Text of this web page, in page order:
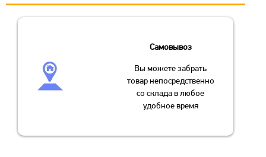
Самовывоз
Вы можете забрать
товар непосредственно
со склада в любое
удобное время